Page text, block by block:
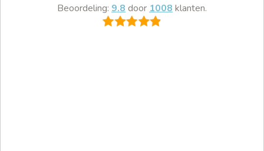
Beoordeling: 9.8 door 1008 klanten.